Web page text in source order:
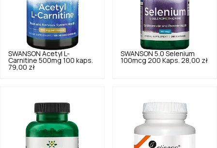
SWANSON Acetyl L-
Carnitine 500mg 100 kaps.
79,00 zł
SWANSON 5.0 Selenium
100mcg 200 Kaps. 28,00 zł